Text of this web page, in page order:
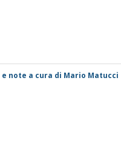
note a cura di Mario Matucci